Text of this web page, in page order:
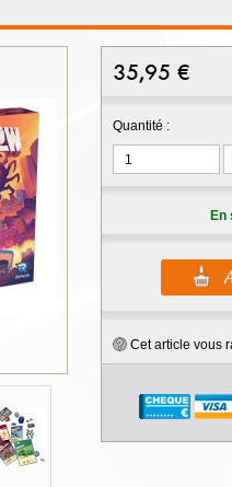
35,95 €
Quantité :
En
Cet article vous